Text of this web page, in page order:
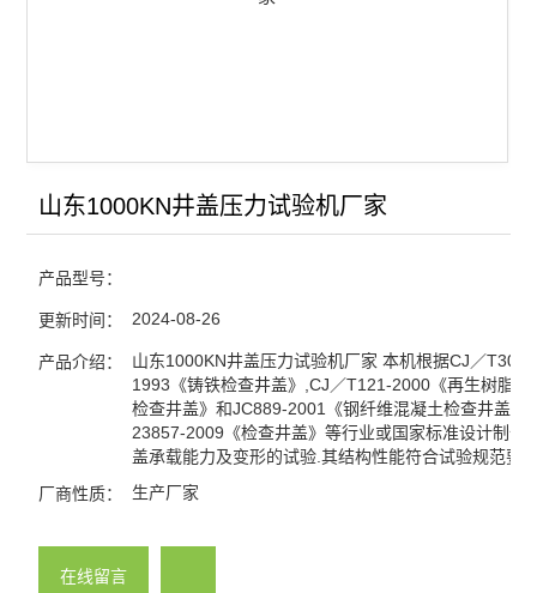
山东1000KN井盖压力试验机厂家
产品型号：
更新时间： 2024-08-26
产品介绍：
山东1000KN井盖压力试验机厂家 本机根据CJ／
1993《铸铁检查井盖》,CJ／T121-2000《再生树脂复
检查井盖》和JC889-2001《钢纤维混凝土检查井盖》
23857-2009《检查井盖》等行业或国家标准设计制作,
盖承载能力及变形的试验.其结构性能符合试验规范要
厂商性质： 生产厂家
在线留言